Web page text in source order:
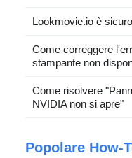
Lookmovie.io è
Come correggere
stampante non
Come risolvere
NVIDIA non si apre"
Popolare How-